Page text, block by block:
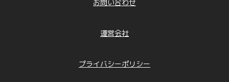
「採用応募者情報」 ： 採用に係わる業務に
否判断、採用業務に関する連絡など）
「退職者情報」 ： 退職者との連絡、退職者
「人材派遣・職業紹介の求職者情報」 ： 人
材派遣、職業紹介、連絡等のため
お問い合わせ
運営会社
プライバシーポリシー